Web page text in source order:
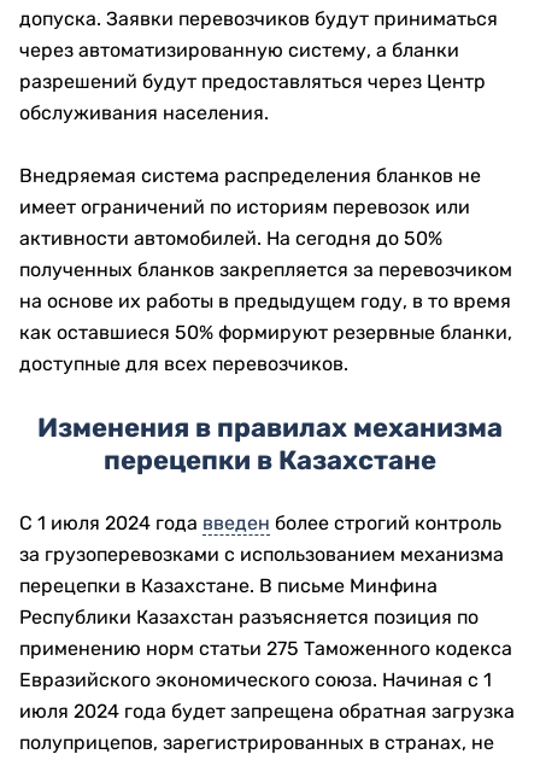
допуска. Заявки перевозчиков будут приниматься
через автоматизированную систему, а бланки
разрешений будут предоставляться через Центр
обслуживания населения.
Внедряемая система распределения бланков не
имеет ограничений по историям перевозок или
активности автомобилей. На сегодня до 50%
полученных бланков закрепляется за перевозчиком
на основе их работы в предыдущем году, в то время
как оставшиеся 50% формируют резервные бланки,
доступные для всех перевозчиков.
Изменения в правилах механизма
перецепки в Казахстане
С 1 июля 2024 года введен более строгий контроль
за грузоперевозками с использованием механизма
перецепки в Казахстане. В письме Минфина
Республики Казахстан разъясняется позиция по
применению норм статьи 275 Таможенного кодекса
Евразийского экономического союза. Начиная с 1
июля 2024 года будет запрещена обратная загрузка
полуприцепов, зарегистрированных в странах, не